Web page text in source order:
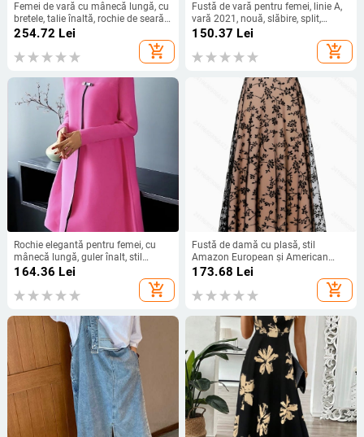
Femei de vară cu mânecă lungă, cu
bretele, talie înaltă, rochie de seară,
rochie de mireasă ...
254.72 Lei
add_shopping_cart
Fustă de vară pentru femei, linie A,
vară 2021, nouă, slăbire, split,
lungime medie, fustă din denim,
talie înaltă, șold, fustă, fată fierbinte
150.37 Lei
add_shopping_cart
Rochie elegantă pentru femei, cu
mânecă lungă, guler înalt, stil
european și american, pentru
164.36 Lei
add_shopping_cart
Fustă de damă cu plasă, stil
Amazon European și American
Fashion 2025
173.68 Lei
add_shopping_cart